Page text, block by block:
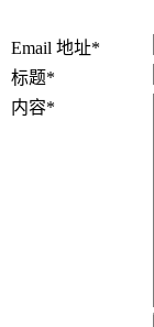
Email 地址*
标题*
内容*